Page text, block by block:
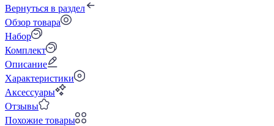
Вернуться в раздел
Обзор товара
Набор
Комплект
Описание
Характеристики
Аксессуары
Отзывы
Похожие товары